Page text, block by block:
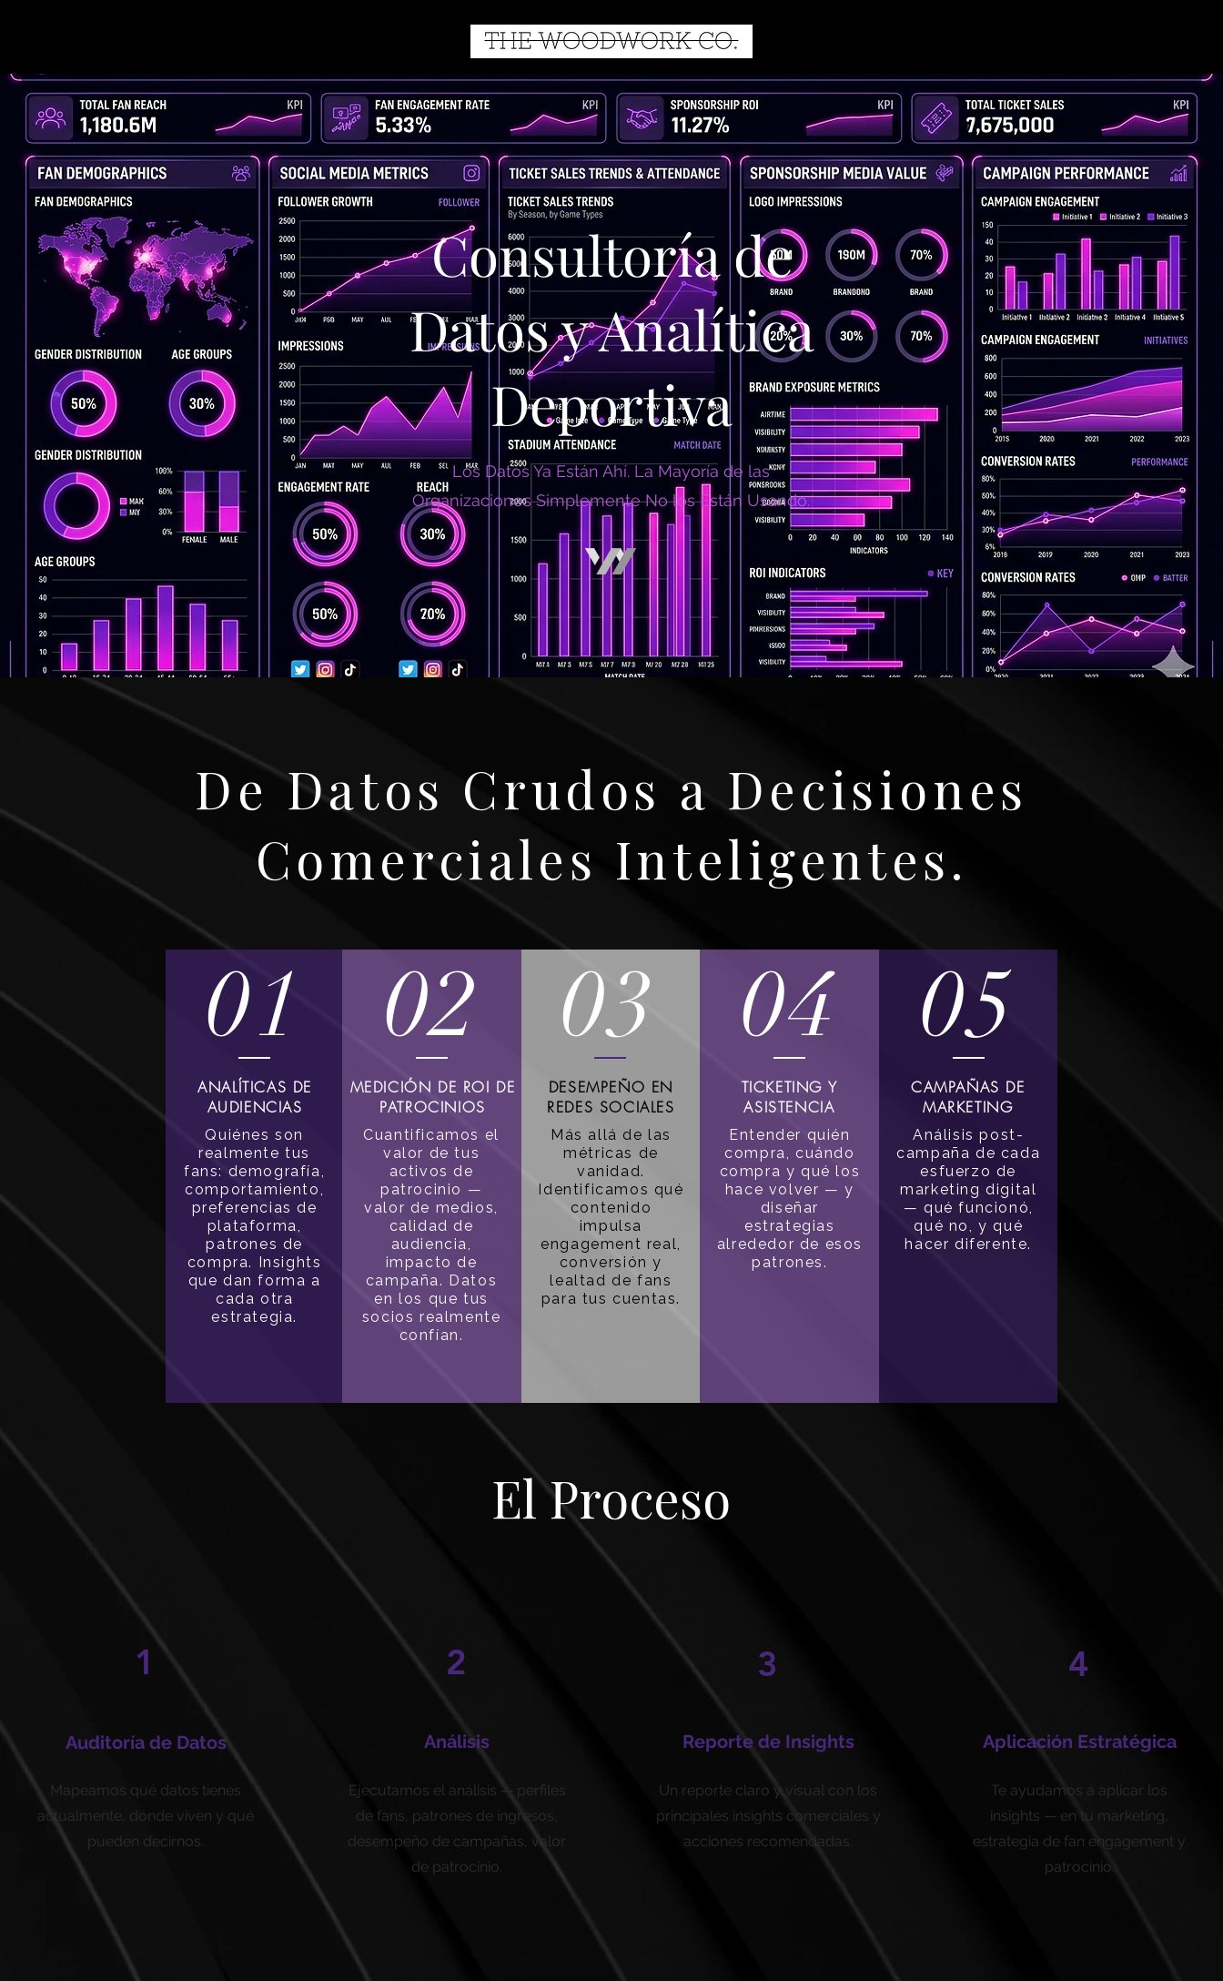
Consultoría de
Datos y Analítica
Deportiva
Los Datos Ya Están Ahí. La Mayoría de las
Organizaciones Simplemente No los Están Usando.
De Datos Crudos a Decisiones
Comerciales Inteligentes.
01
ANALÍTICAS DE
AUDIENCIAS
Quiénes son
realmente tus
fans: demografía,
comportamiento,
preferencias de
plataforma,
patrones de
compra. Insights
que dan forma a
cada otra
estrategia.
02
MEDICIÓN DE ROI DE
PATROCINIOS
Cuantificamos el
valor de tus
activos de
patrocinio —
valor de medios,
calidad de
audiencia,
impacto de
campaña. Datos
en los que tus
socios realmente
confían.
03
DESEMPEÑO EN
REDES SOCIALES
Más allá de las
métricas de
vanidad.
Identificamos qué
contenido
impulsa
engagement real,
conversión y
lealtad de fans
para tus cuentas.
04
TICKETING Y
ASISTENCIA
Entender quién
compra, cuándo
compra y qué los
hace volver — y
diseñar
estrategias
alrededor de esos
patrones.
05
CAMPAÑAS DE
MARKETING
Análisis post-
campaña de cada
esfuerzo de
marketing digital
— qué funcionó,
qué no, y qué
hacer diferente.
El Proceso
1
Auditoría de Datos
Mapeamos qué datos tienes
actualmente, dónde viven y qué
pueden decirnos.
2
Análisis
Ejecutamos el análisis — perfiles
de fans, patrones de ingresos,
desempeño de campañas, valor
de patrocinio.
3
Reporte de Insights
Un reporte claro y visual con los
principales insights comerciales y
acciones recomendadas.
4
Aplicación Estratégica
Te ayudamos a aplicar los
insights — en tu marketing,
estrategia de fan engagement y
patrocinio.